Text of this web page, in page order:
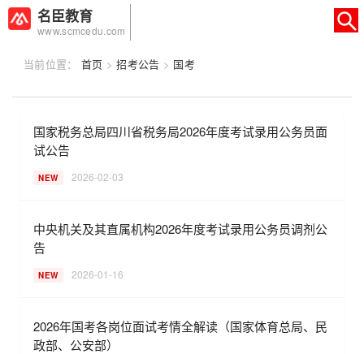
名臣教育
www.scmcedu.com
当前位置： 首页 >招考公告 > 国考
国家税务总局四川省税务局2026年度考试录用公务员面
试公告
NEW 2026-02-03
中央机关及其直属机构2026年度考试录用公务员调剂公
告
NEW 2026-01-16
2026年国考各岗位面试考情全解读（国家体育总局、民
政部、公安部）
AI智能助手 转人工 ×
AI智能助手
您服务
常见问题